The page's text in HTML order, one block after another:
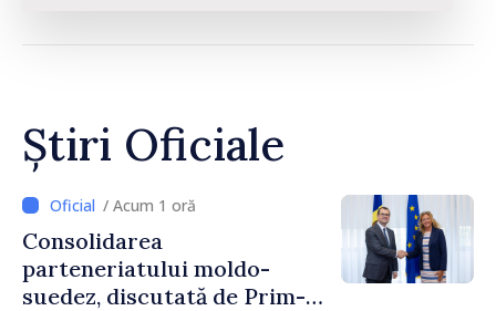
Știri Oficiale
/ Acum 1 oră
Consolidarea
parteneriatului moldo-
suedez, discutată de Prim-